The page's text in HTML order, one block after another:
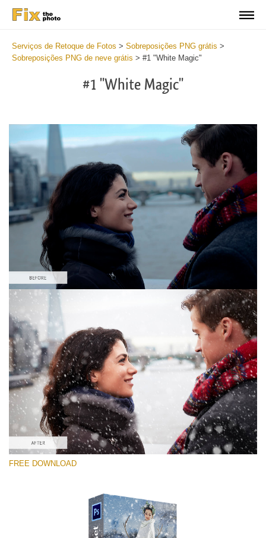
Serviços de Retoque de Fotos > Sobreposições PNG grátis >
Sobreposições PNG de neve grátis > #1 "White Magic"
#1 "White Magic"
Por favor selecione
Free PNG Overlay #1
Small 800*533px
Snowy Day (70 Overlays)
Large 6000*4000px
Sky Boundless
Large 6000*4000px
FREE DOWNLOAD